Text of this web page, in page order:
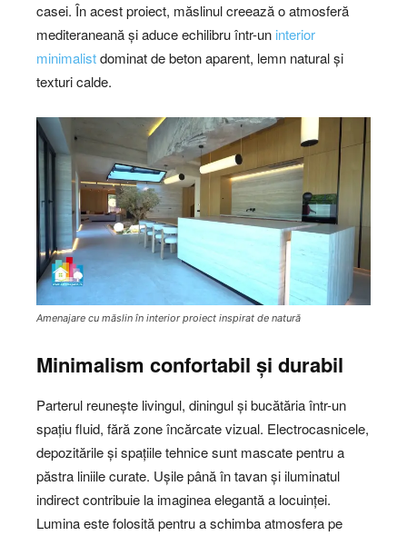
casei. În acest proiect, măslinul creează o atmosferă
mediteraneană și aduce echilibru într-un interior
minimalistdominat de beton aparent, lemn natural și
texturi calde.
Amenajare cu măslin în interior proiect inspirat de natură
Minimalism confortabil și durabil
Parterul reunește livingul, diningul și bucătăria într-un
spațiu fluid, fără zone încărcate vizual. Electrocasnicele,
depozitările și spațiile tehnice sunt mascate pentru a
păstra liniile curate. Ușile până în tavan și iluminatul
indirect contribuie la imaginea elegantă a locuinței.
Lumina este folosită pentru a schimba atmosfera pe